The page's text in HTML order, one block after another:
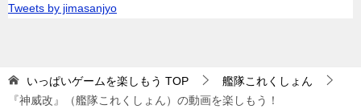
Tweets by jimasanjyo
いっぱいゲームを楽しもう TOP
艦隊これくしょん
『神威改』（艦隊これくしょん）の動画を楽しもう！